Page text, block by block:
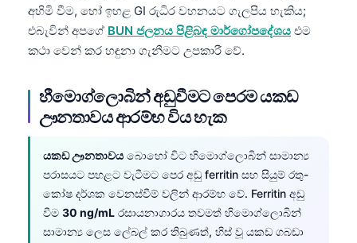
අහිමි වීම, හෝ ඉහළ GI රුධිර වහනයට ගැලපිය හැකිය;
එබැවින් අපගේ BUN ජලනය පිළිබඳ මාර්ගෝපදේශය එම
කථා වෙන් කර හඳුනා ගැනීමට උපකාරී වේ.
හීමොග්ලොබින් අඩුවීමට පෙරම යකඩ
ඌනතාවය ආරම්භ විය හැක
යකඩ ඌනතාවය බොහෝ විට හිමොග්ලොබින් සාමාන්‍ය
පරාසයට පහළට වැටීමට පෙර අඩු ferritin සහ සියුම් රතු-
කෝෂ දර්ශක වෙනස්වීම් වලින් ආරම්භ වේ. Ferritin අඩු
වීම 30 ng/mL රසායනාගාරය තවමත් හිමොග්ලොබින්
සාමාන්‍ය ලෙස ලේබල් කර තිබුණත්, හිස් වූ යකඩ ගබඩා